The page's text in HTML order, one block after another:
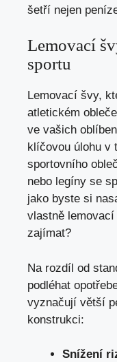
šetří nejen
Lemovací
sportu
Lemovací švy,
atletickém
ve vašich
klíčovou úlohu v
sportovního
nebo legíny se
jako byste si
vlastně
zajímat?
Na rozdíl od
podléhat
vyznačují větší
konstrukci:
Snížení